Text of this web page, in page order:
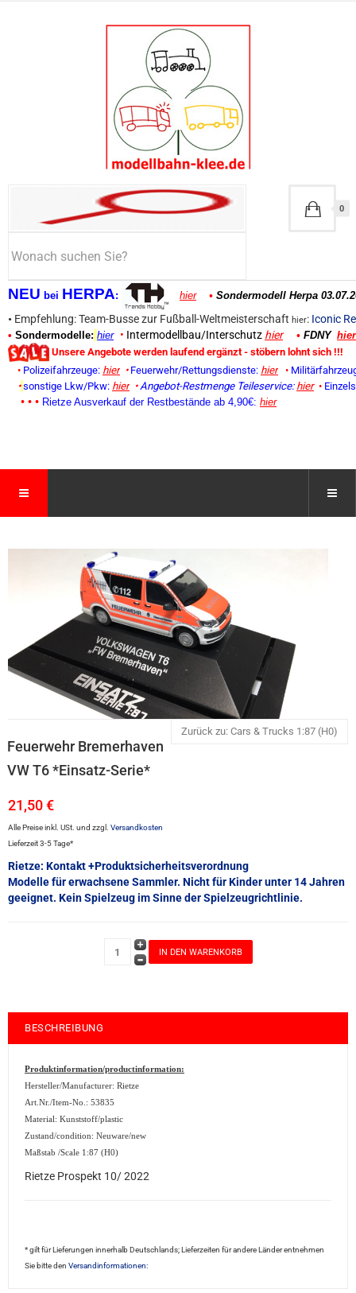
NEU bei HERPA: hier • Sondermodell Herpa
• Empfehlung: Team-Busse zur Fußball-Weltmeisterschaft hier: Iconic
• Sondermodelle: hier • Intermodellbau/Interschutz hier • FDNY hier
Unsere Angebote werden laufend ergänzt - stöbern lohnt sich !!!
• Polizeifahrzeuge: hier • Feuerwehr/Rettungsdienste: hier •
• sonstige Lkw/Pkw: hier • Angebot-Restmenge Teileservice: hier •
• • • Rietze Ausverkauf der Restbestände ab 4,90€: hier
0
Zurück zu: Cars & Trucks 1:87 (H0)
Feuerwehr Bremerhaven
VW T6 *Einsatz-Serie*
21,50 €
Alle Preise inkl. USt. und zzgl. Versandkosten
Lieferzeit 3-5 Tage*
Rietze: Kontakt +Produktsicherheitsverordnung
Modelle für erwachsene Sammler. Nicht für Kinder unter 14 Jahren
geeignet. Kein Spielzeug im Sinne der Spielzeugrichtlinie.
BESCHREIBUNG
Produktinformation/productinformation:
Hersteller/Manufacturer: Rietze
Art.Nr./Item-No.: 53835
Material: Kunststoff/plastic
Zustand/condition: Neuware/new
Maßstab /Scale 1:87 (H0)
Rietze Prospekt 10/ 2022
* gilt für Lieferungen innerhalb Deutschlands; Lieferzeiten für andere Länder entnehmen
Sie bitte den Versandinformationen: